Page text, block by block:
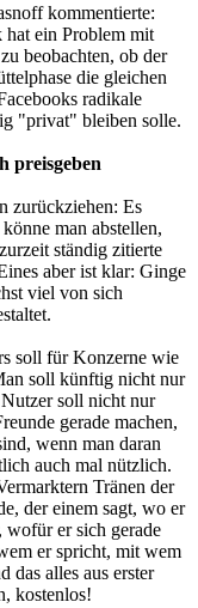
kommentierte:
ein Problem mit
beobachten, ob der
die gleichen
radikale
"privat" bleiben solle.
preisgeben
zurückziehen: Es
man abstellen,
ständig zitierte
aber ist klar: Ginge
viel von sich
soll für Konzerne wie
soll künftig nicht nur
soll nicht nur
gerade machen,
wenn man daran
auch mal nützlich.
Tränen der
der einem sagt, wo er
wofür er sich gerade
er spricht, mit wem
das alles aus erster
kostenlos!